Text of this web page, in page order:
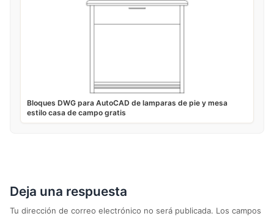
Bloques DWG para AutoCAD de lamparas de pie y mesa
estilo casa de campo gratis
Deja una respuesta
Tu dirección de correo electrónico no será publicada. Los campos